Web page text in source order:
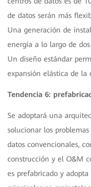
de datos serán más
Una generación de
energía a lo largo de
Un diseño estándar
expansión elástica de la
Tendencia 6:
Se adoptará una
solucionar los
datos convencionales,
construcción y el O&M
es prefabricado y